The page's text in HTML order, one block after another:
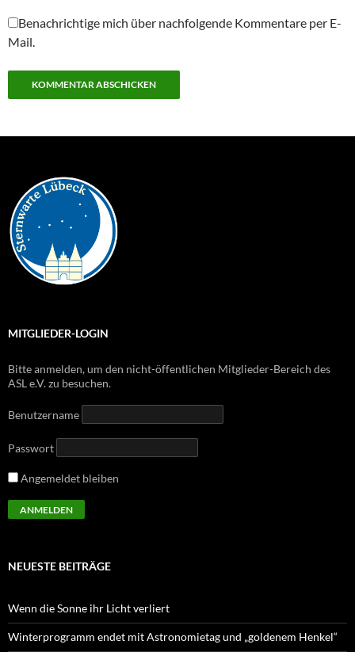
Benachrichtige mich über nachfolgende Kommentare per E-
Mail.
MITGLIEDER-LOGIN
Bitte anmelden, um den nicht-öffentlichen Mitglieder-Bereich des
ASL e.V. zu besuchen.
Benutzername
Passwort
Angemeldet bleiben
NEUESTE BEITRÄGE
Wenn die Sonne ihr Licht verliert
Winterprogramm endet mit Astronomietag und „goldenem Henkel“